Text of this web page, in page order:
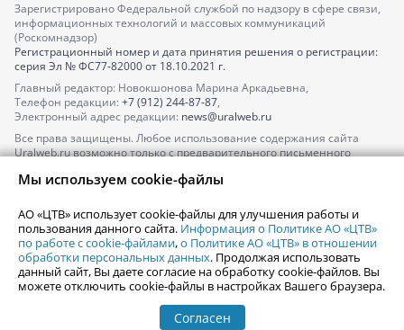
Зарегистрировано Федеральной службой по надзору в сфере связи,
информационных технологий и массовых коммуникаций
(Роскомнадзор)
Регистрационный номер и дата принятия решения о регистрации:
серия Эл № ФС77-82000от 18.10.2021 г.
Главный редактор: Новокшонова Марина Аркадьевна,
Телефон редакции: +7 (912) 244-87-87,
Электронный адрес редакции: news@uralweb.ru
Все права защищены. Любое использование содержания сайта
Uralweb.ru возможно только с предварительного письменного
По вопросам размещения рекламы обращайтесь по тел.
По вопросам размещения информации в разделе «Афиша»
afisha@uralweb.ru
Пользовательское соглашение на использование сайта
Политика АО «ЦТВ» в отношении обработки персональных данных
Мы используем cookie-файлы
АО «ЦТВ» использует cookie-файлы для улучшения работы и
пользования данного сайта. Информация о Политике АО «ЦТВ»
по работе с cookie-файлами,о Политике АО «ЦТВ» в отношении
обработки персональных данных. Продолжая использовать
данный сайт, Вы даете согласие на обработку cookie-файлов. Вы
можете отключить cookie-файлы в настройках Вашего браузера.
Согласен